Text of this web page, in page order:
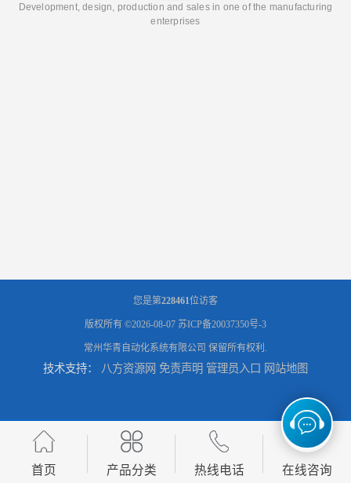
Development, design, production and sales in one of the manufacturing
enterprises
您是第228461位访客
版权所有 ©2026-08-07 苏ICP备20037350号-3
常州华青自动化系统有限公司 保留所有权利.
技术支持： 八方资源网 免责声明 管理员入口 网站地图
首页 产品分类 热线电话 在线咨询